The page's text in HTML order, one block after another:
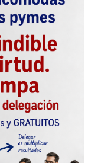
y web en
vez que
servicio